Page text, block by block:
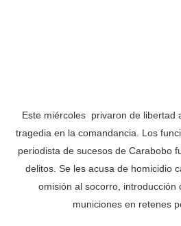
Este miércoles privaron de libertad
tragedia en la comandancia. Los
periodista de sucesos de Carabobo
delitos. Se les acusa de homicidio
omisión al socorro, introducción
municiones en retenes